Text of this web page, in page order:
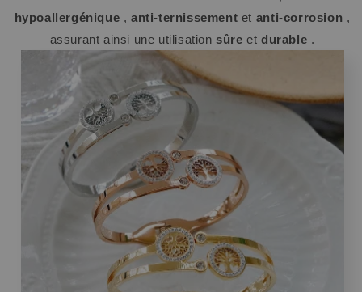
hypoallergénique ,anti-ternissement et anti-corrosion ,
assurant ainsi une utilisation sûre et durable .